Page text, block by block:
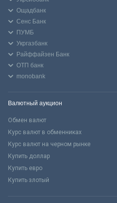
Ощадбанк
Сенс Банк
ПУМБ
Укргазбанк
Райффайзен Банк
ОТП банк
monobank
Валютный аукцион
Обмен валют
Курс валют в обменниках
Курс валют на черном рынке
Купить доллар
Купить евро
Купить злотый